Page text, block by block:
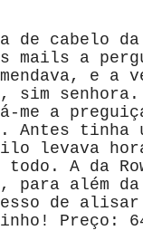
de cabelo da
mails a
e a
sim senhora.
me a
Antes tinha
levava
A da
para além
de alisar
Preço: